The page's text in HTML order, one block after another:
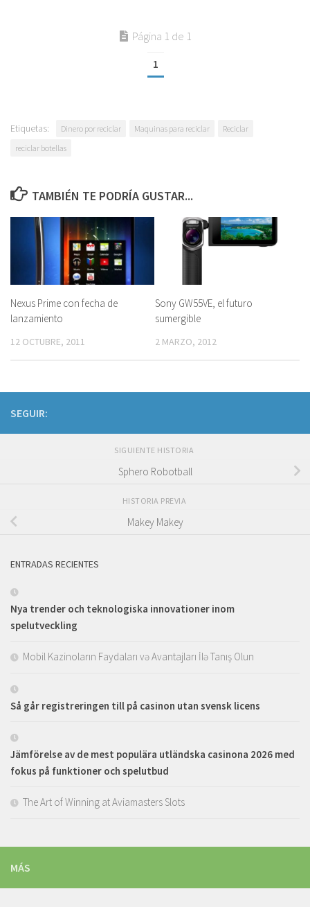
Página 1 de 1
1
Etiquetas: Dinero por reciclar Maquinas para reciclar
Reciclar
reciclar botellas
TAMBIÉN TE PODRÍA GUSTAR...
Nexus Prime con fecha de
lanzamiento
12 OCTUBRE, 2011
Sony GW55VE, el futuro
sumergible
2 MARZO, 2012
SEGUIR:
SIGUIENTE HISTORIA
Sphero Robotball
HISTORIA PREVIA
Makey Makey
ENTRADAS RECIENTES
Nya trender och teknologiska innovationer inom
spelutveckling
Mobil Kazinoların Faydaları və Avantajları İlə Tanış Olun
Så går registreringen till på casinon utan svensk licens
Jämförelse av de mest populära utländska casinona 2026 med
fokus på funktioner och spelutbud
The Art of Winning at Aviamasters Slots
MÁS